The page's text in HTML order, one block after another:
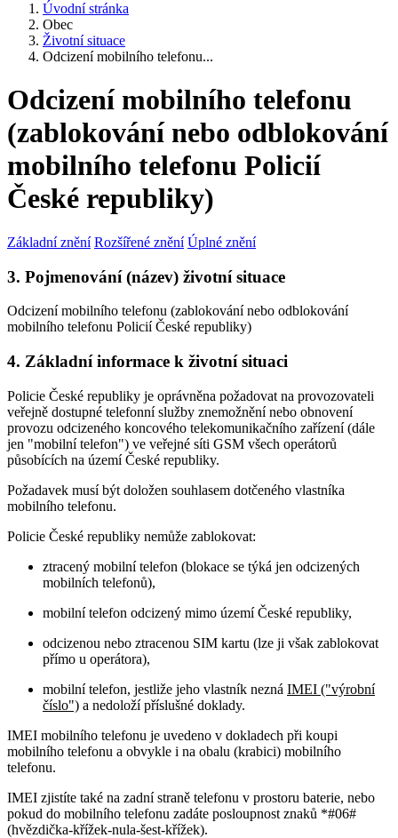
Úvodní stránka
Obec
Životní situace
Odcizení mobilního telefonu...
Odcizení mobilního telefonu
(zablokování nebo odblokování
mobilního telefonu Policií
České republiky)
Základní znění Rozšířené znění Úplné znění
3. Pojmenování (název) životní situace
Odcizení mobilního telefonu (zablokování nebo odblokování
mobilního telefonu Policií České republiky)
4. Základní informace k životní situaci
Policie České republiky je oprávněna požadovat na provozovateli
veřejně dostupné telefonní služby znemožnění nebo obnovení
provozu odcizeného koncového telekomunikačního zařízení (dále
jen "mobilní telefon") ve veřejné síti GSM všech operátorů
působících na území České republiky.
Požadavek musí být doložen souhlasem dotčeného vlastníka
mobilního telefonu.
Policie České republiky nemůže zablokovat:
ztracený mobilní telefon (blokace se týká jen odcizených
mobilních telefonů),
mobilní telefon odcizený mimo území České republiky,
odcizenou nebo ztracenou SIM kartu (lze ji však zablokovat
přímo u operátora),
mobilní telefon, jestliže jeho vlastník nezná IMEI ("výrobní
číslo") a nedoloží příslušné doklady.
IMEI mobilního telefonu je uvedeno v dokladech při koupi
mobilního telefonu a obvykle i na obalu (krabici) mobilního
telefonu.
IMEI zjistíte také na zadní straně telefonu v prostoru baterie, nebo
pokud do mobilního telefonu zadáte posloupnost znaků *#06#
(hvězdička-křížek-nula-šest-křížek).